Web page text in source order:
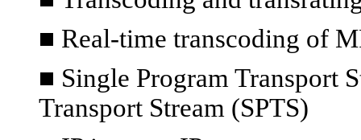
■ Real-time transcoding of
■ Single Program Transport
Transport Stream (SPTS)